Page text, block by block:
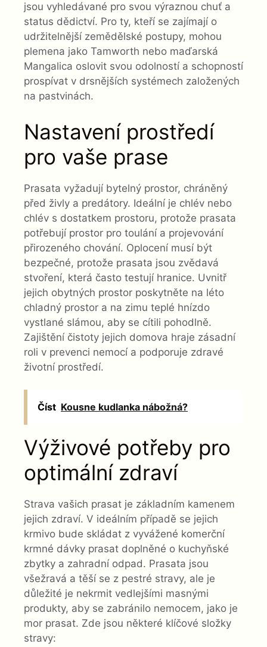
jsou vyhledávané pro svou výraznou chuť a
status dědictví. Pro ty, kteří se zajímají o
udržitelnější zemědělské postupy, mohou
plemena jako Tamworth nebo maďarská
Mangalica oslovit svou odolností a schopností
prospívat v drsnějších systémech založených
na pastvinách.
Nastavení prostředí
pro vaše prase
Prasata vyžadují bytelný prostor, chráněný
před živly a predátory. Ideální je chlév nebo
chlév s dostatkem prostoru, protože prasata
potřebují prostor pro toulání a projevování
přirozeného chování. Oplocení musí být
bezpečné, protože prasata jsou zvědavá
stvoření, která často testují hranice. Uvnitř
jejich obytných prostor poskytněte na léto
chladný prostor a na zimu teplé hnízdo
vystlané slámou, aby se cítili pohodlně.
Zajištění čistoty jejich domova hraje zásadní
roli v prevenci nemocí a podporuje zdravé
životní prostředí.
Číst Kousne kudlanka nábožná?
Výživové potřeby pro
optimální zdraví
Strava vašich prasat je základním kamenem
jejich zdraví. V ideálním případě se jejich
krmivo bude skládat z vyvážené komerční
krmné dávky prasat doplněné o kuchyňské
zbytky a zahradní odpad. Prasata jsou
všežravá a těší se z pestré stravy, ale je
důležité je nekrmit vedlejšími masnými
produkty, aby se zabránilo nemocem, jako je
mor prasat. Zde jsou některé klíčové složky
stravy: